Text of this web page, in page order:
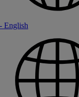
English